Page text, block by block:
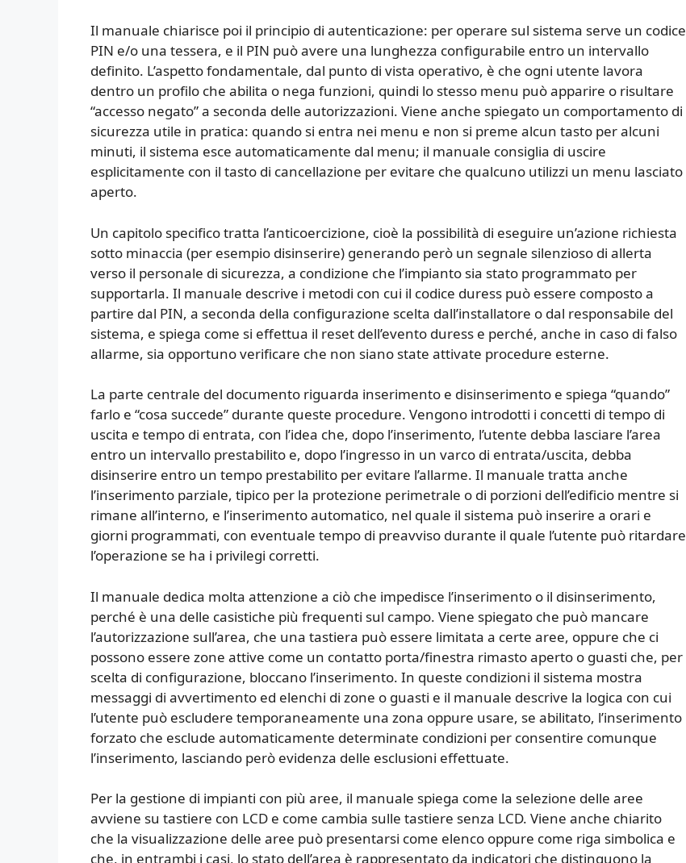
Il manuale chiarisce poi il principio di autenticazione: per operare sul sistema serve un codice
PIN e/o una tessera, e il PIN può avere una lunghezza configurabile entro un intervallo
definito. L’aspetto fondamentale, dal punto di vista operativo, è che ogni utente lavora
dentro un profilo che abilita o nega funzioni, quindi lo stesso menu può apparire o risultare
“accesso negato” a seconda delle autorizzazioni. Viene anche spiegato un comportamento di
sicurezza utile in pratica: quando si entra nei menu e non si preme alcun tasto per alcuni
minuti, il sistema esce automaticamente dal menu; il manuale consiglia di uscire
esplicitamente con il tasto di cancellazione per evitare che qualcuno utilizzi un menu lasciato
aperto.
Un capitolo specifico tratta l’anticoercizione, cioè la possibilità di eseguire un’azione richiesta
sotto minaccia (per esempio disinserire) generando però un segnale silenzioso di allerta
verso il personale di sicurezza, a condizione che l’impianto sia stato programmato per
supportarla. Il manuale descrive i metodi con cui il codice duress può essere composto a
partire dal PIN, a seconda della configurazione scelta dall’installatore o dal responsabile del
sistema, e spiega come si effettua il reset dell’evento duress e perché, anche in caso di falso
allarme, sia opportuno verificare che non siano state attivate procedure esterne.
La parte centrale del documento riguarda inserimento e disinserimento e spiega “quando”
farlo e “cosa succede” durante queste procedure. Vengono introdotti i concetti di tempo di
uscita e tempo di entrata, con l’idea che, dopo l’inserimento, l’utente debba lasciare l’area
entro un intervallo prestabilito e, dopo l’ingresso in un varco di entrata/uscita, debba
disinserire entro un tempo prestabilito per evitare l’allarme. Il manuale tratta anche
l’inserimento parziale, tipico per la protezione perimetrale o di porzioni dell’edificio mentre si
rimane all’interno, e l’inserimento automatico, nel quale il sistema può inserire a orari e
giorni programmati, con eventuale tempo di preavviso durante il quale l’utente può ritardare
l’operazione se ha i privilegi corretti.
Il manuale dedica molta attenzione a ciò che impedisce l’inserimento o il disinserimento,
perché è una delle casistiche più frequenti sul campo. Viene spiegato che può mancare
l’autorizzazione sull’area, che una tastiera può essere limitata a certe aree, oppure che ci
possono essere zone attive come un contatto porta/finestra rimasto aperto o guasti che, per
scelta di configurazione, bloccano l’inserimento. In queste condizioni il sistema mostra
messaggi di avvertimento ed elenchi di zone o guasti e il manuale descrive la logica con cui
l’utente può escludere temporaneamente una zona oppure usare, se abilitato, l’inserimento
forzato che esclude automaticamente determinate condizioni per consentire comunque
l’inserimento, lasciando però evidenza delle esclusioni effettuate.
Per la gestione di impianti con più aree, il manuale spiega come la selezione delle aree
avviene su tastiere con LCD e come cambia sulle tastiere senza LCD. Viene anche chiarito
che la visualizzazione delle aree può presentarsi come elenco oppure come riga simbolica e
che, in entrambi i casi, lo stato dell’area è rappresentato da indicatori che distinguono la